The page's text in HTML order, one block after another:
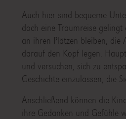
Auch hier sind bequeme
doch eine Traumreise
an ihren Plätzen bleiben, die
darauf den Kopf legen.
und versuchen, sich zu
Geschichte einzulassen, die
Anschließend können die
ihre Gedanken und Gefühle